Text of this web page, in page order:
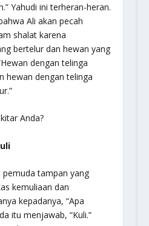
Yahudi ini terheran-heran.
Ali akan pecah
shalat karena
bertelur dan hewan yang
dengan telinga
hewan dengan telinga
Anda?
tampan yang
kemuliaan dan
kepadanya, “Apa
itu menjawab, “Kuli.”